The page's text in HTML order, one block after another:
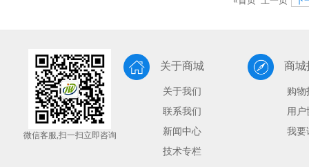
微信客服,扫一扫立即咨询
关于商城
关于我们
联系我们
新闻中心
技术专栏
商城
购物
用户
我要